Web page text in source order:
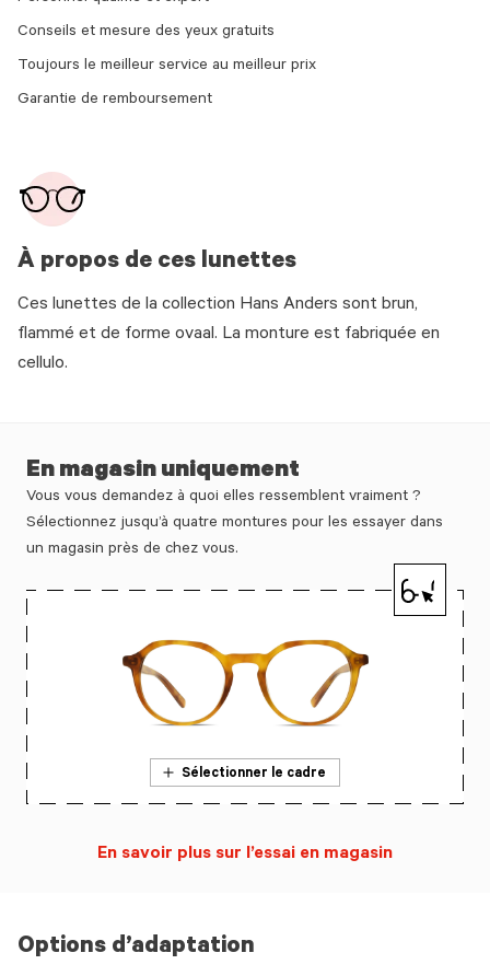
À propos de ces lunettes
Ces lunettes de la collection Hans Anders sont brun,
flammé et de forme ovaal. La monture est fabriquée en
cellulo.
Conseils et mesure des yeux gratuits
Toujours le meilleur service au meilleur prix
Garantie de remboursement
Options d’adaptation
En magasin uniquement
Vous vous demandez à quoi elles ressemblent vraiment ?
Sélectionnez jusqu’à quatre montures pour les essayer dans
un magasin près de chez vous.
Sélectionner le cadre
En savoir plus sur l’essai en magasin